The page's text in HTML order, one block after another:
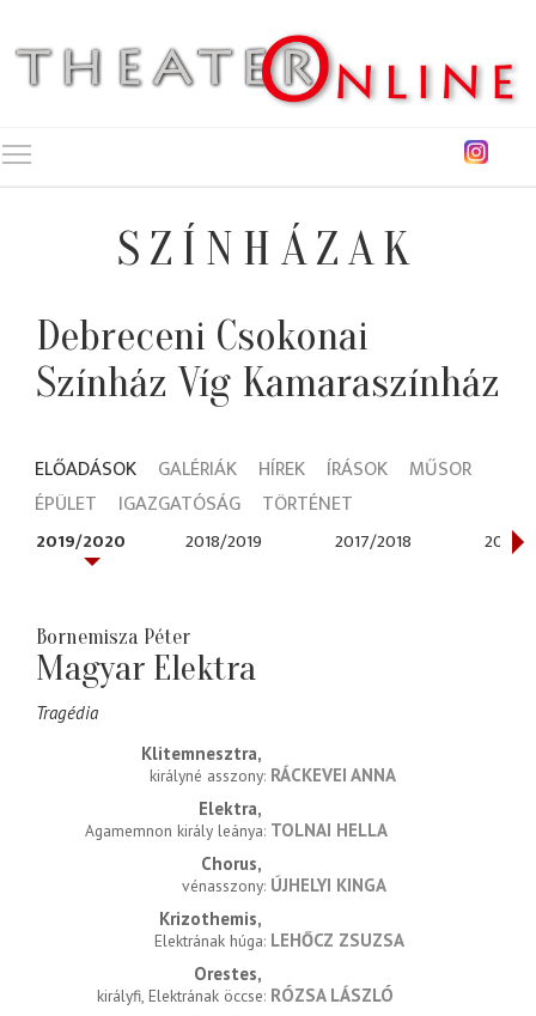
SZÍNHÁZAK
Debreceni Csokonai
Színház Víg Kamaraszínház
ELŐADÁSOK GALÉRIÁK HÍREK ÍRÁSOK
MŰSOR
ÉPÜLET
IGAZGATÓSÁG TÖRTÉNET
2019/2020 2018/2019 2017/2018 2016/
Bornemisza Péter
Magyar Elektra
Tragédia
Klitemnesztra
királyné asszony RÁCKEVEI ANNA
Elektra
Agamemnon király leánya TOLNAI HELLA
Chorus
vénasszony ÚJHELYI KINGA
Krizothemis
Elektrának húga LEHŐCZ ZSUZSA
Orestes
királyfi, Elektrának öccse RÓZSA LÁSZLÓ